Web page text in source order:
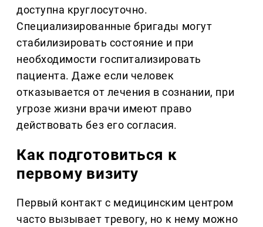
доступна круглосуточно.
Специализированные бригады могут
стабилизировать состояние и при
необходимости госпитализировать
пациента. Даже если человек
отказывается от лечения в сознании, при
угрозе жизни врачи имеют право
действовать без его согласия.
Как подготовиться к
первому визиту
Первый контакт с медицинским центром
часто вызывает тревогу, но к нему можно